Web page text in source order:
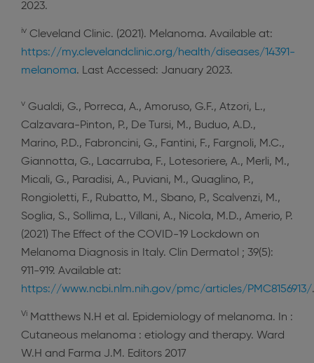
2023.
iv Cleveland Clinic. (2021). Melanoma. Available at:
https://my.clevelandclinic.org/health/diseases/14391-
melanoma. Last Accessed: January 2023.
v Gualdi, G., Porreca, A., Amoruso, G.F., Atzori, L.,
Calzavara-Pinton, P., De Tursi, M., Buduo, A.D.,
Marino, P.D., Fabroncini, G., Fantini, F., Fargnoli, M.C.,
Giannotta, G., Lacarruba, F., Lotesoriere, A., Merli, M.,
Micali, G., Paradisi, A., Puviani, M., Quaglino, P.,
Rongioletti, F., Rubatto, M., Sbano, P., Scalvenzi, M.,
Soglia, S., Sollima, L., Villani, A., Nicola, M.D., Amerio, P.
(2021) The Effect of the COVID-19 Lockdown on
Melanoma Diagnosis in Italy. Clin Dermatol ; 39(5):
911-919. Available at:
https://www.ncbi.nlm.nih.gov/pmc/articles/PMC8156913/.
Vi Matthews N.H et al. Epidemiology of melanoma. In :
Cutaneous melanoma : etiology and therapy. Ward
W.H and Farma J.M. Editors 2017